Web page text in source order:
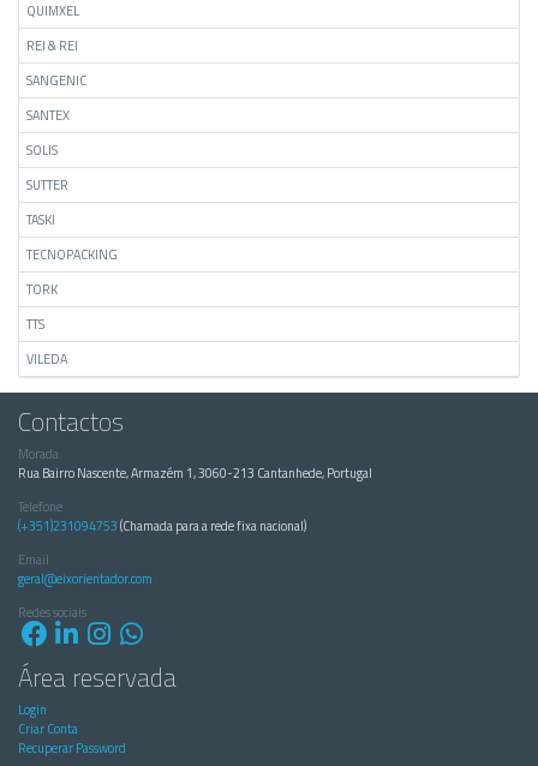
QUIMXEL
REI & REI
SANGENIC
SANTEX
SOLIS
SUTTER
TASKI
TECNOPACKING
TORK
TTS
VILEDA
Contactos
Morada
Rua Bairro Nascente, Armazém 1, 3060-213 Cantanhede, Portugal
Telefone
(+351)231094753(Chamada para a rede fixa nacional)
Email
geral@eixorientador.com
Redes sociais
Área reservada
Login
Criar Conta
Recuperar Password